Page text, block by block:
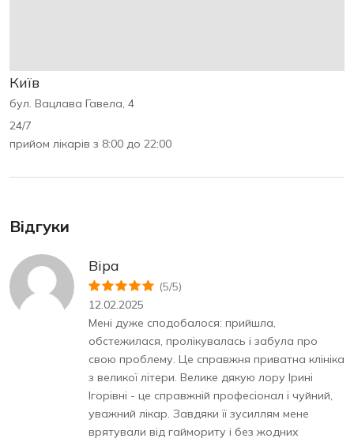
Київ
бул. Вацлава Гавела, 4
24/7
прийом лікарів з 8:00 до 22:00
Відгуки
Віра
(5/5)
12.02.2025
Мені дуже сподобалося: прийшла,
обстежилася, пролікувалась і забула про
свою проблему. Це справжня приватна клініка
з великої літери. Велике дякую лору Ірині
Ігорівні - це справжній професіонал і чуйний,
уважний лікар. Завдяки її зусиллям мене
врятували від гаймориту і без жодних